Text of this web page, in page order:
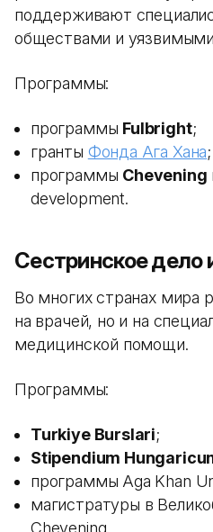
поддерживают
обществами и
Программы:
программы Fulbright;
гранты Фонда Ага Хана;
программы Chevening
development.
Сестринское дело
Во многих странах мира
на врачей, но и на
медицинской помощи.
Программы:
Turkiye Burslari;
Stipendium
программы Aga Khan
магистратуры в
Chevening.